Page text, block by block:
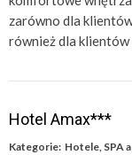
zarówno dla
również dla klientów
Hotel Amax***
Kategorie: Hotele, SPA